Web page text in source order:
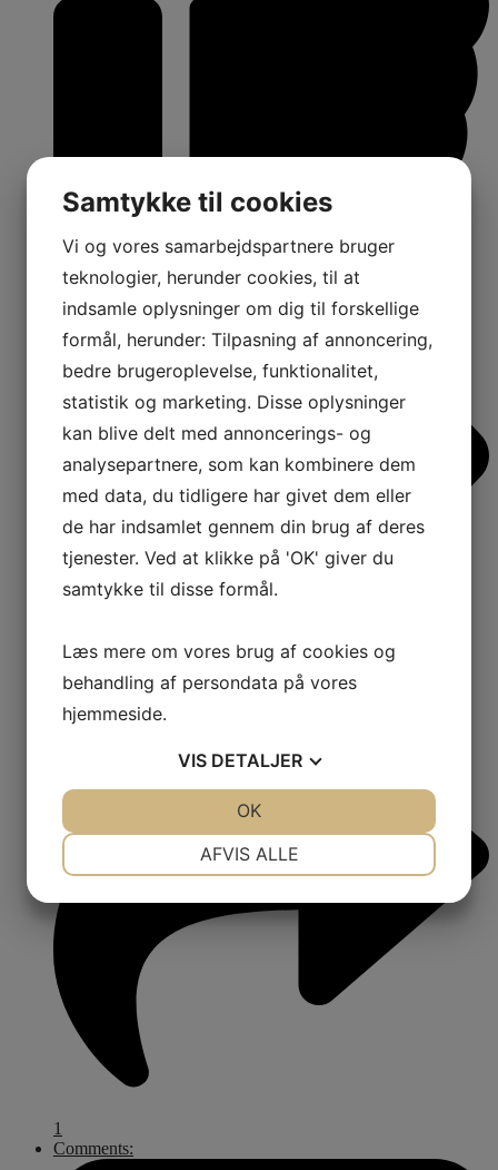
16
Shares:
1
Comments:
Samtykke til cookies
Vi og vores samarbejdspartnere bruger
teknologier, herunder cookies, til at
indsamle oplysninger om dig til forskellige
formål, herunder: Tilpasning af annoncering,
bedre brugeroplevelse, funktionalitet,
statistik og marketing. Disse oplysninger
kan blive delt med annoncerings- og
analysepartnere, som kan kombinere dem
med data, du tidligere har givet dem eller
de har indsamlet gennem din brug af deres
tjenester. Ved at klikke på 'OK' giver du
samtykke til disse formål.
Læs mere om vores brug af cookies og
behandling af persondata på vores
hjemmeside.
VIS DETALJER
MARKETING
AFVIS ALLE
OK